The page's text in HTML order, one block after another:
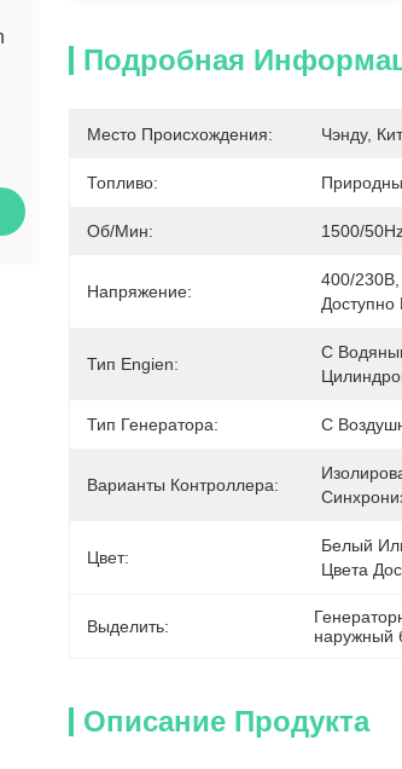
Подробная
Место Происхождения: Чэнду,
Топливо:
Об/мин: 1500/
Напряжение:
400/
Доступно
Тип Engien:
С
Тип Генератора: С
Варианты Контроллера:
Цвет:
Белый
Цвета
Выделить:
наружный
Описание Продукта